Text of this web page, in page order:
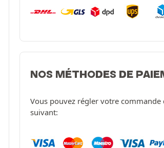
NOS MÉTHODES DE
Vous pouvez régler votre
suivant: